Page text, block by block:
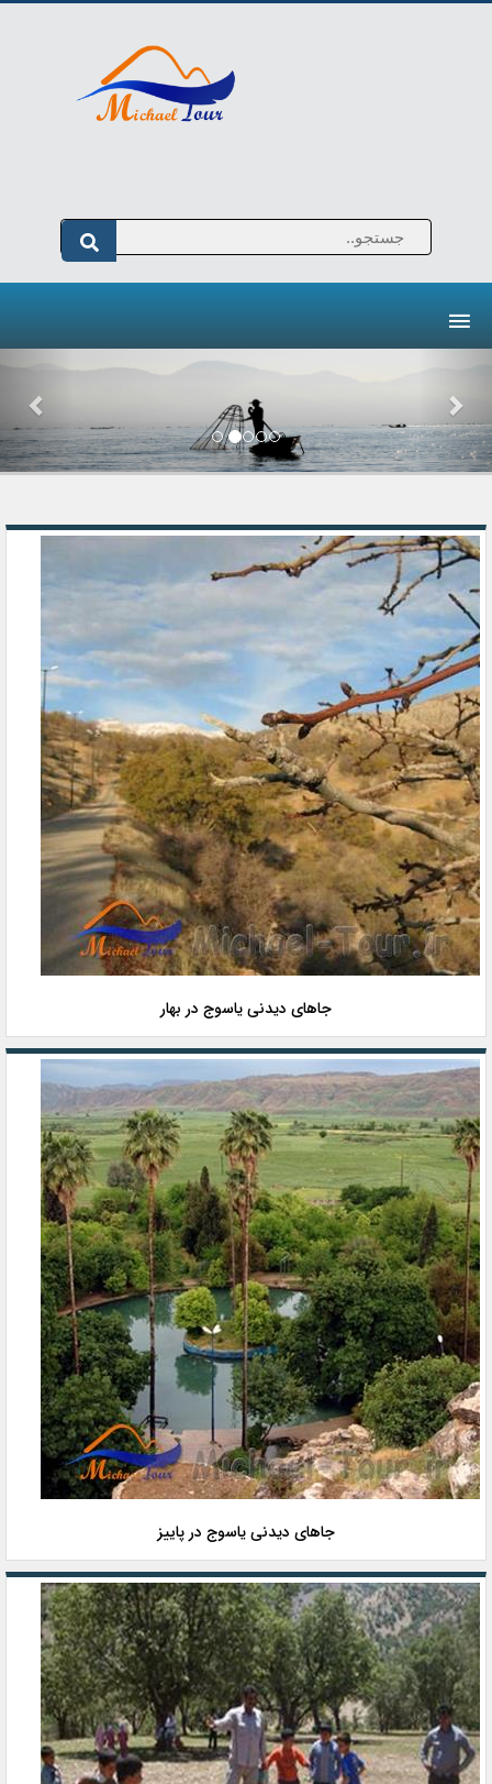
جاهای دیدنی یاسوج در بهار
جاهای دیدنی یاسوج در پاییز